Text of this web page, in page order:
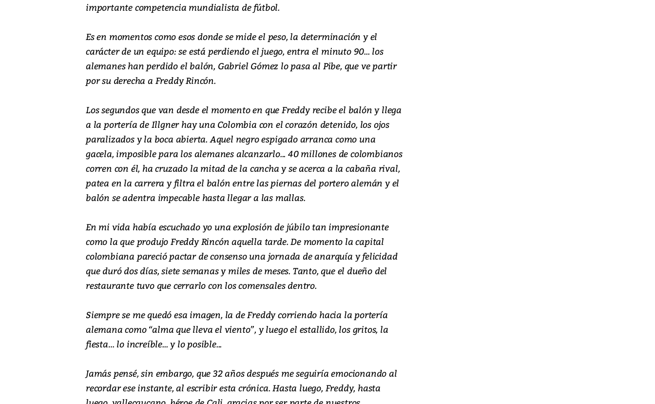
importante competencia mundialista de fútbol.
Es en momentos como esos donde se mide el peso, la determinación y el
carácter de un equipo: se está perdiendo el juego, entra el minuto 90... los
alemanes han perdido el balón, Gabriel Gómez lo pasa al Pibe, que ve partir
por su derecha a Freddy Rincón.
Los segundos que van desde el momento en que Freddy recibe el balón y llega
a la portería de Illgner hay una Colombia con el corazón detenido, los ojos
paralizados y la boca abierta. Aquel negro espigado arranca como una
gacela, imposible para los alemanes alcanzarlo... 40 millones de colombianos
corren con él, ha cruzado la mitad de la cancha y se acerca a la cabaña rival,
patea en la carrera y filtra el balón entre las piernas del portero alemán y el
balón se adentra impecable hasta llegar a las mallas.
En mi vida había escuchado yo una explosión de júbilo tan impresionante
como la que produjo Freddy Rincón aquella tarde. De momento la capital
colombiana pareció pactar de consenso una jornada de anarquía y felicidad
que duró dos días, siete semanas y miles de meses. Tanto, que el dueño del
restaurante tuvo que cerrarlo con los comensales dentro.
Siempre se me quedó esa imagen, la de Freddy corriendo hacia la portería
alemana como “alma que lleva el viento”, y luego el estallido, los gritos, la
fiesta… lo increíble... y lo posible...
Jamás pensé, sin embargo, que 32 años después me seguiría emocionando al
recordar ese instante, al escribir esta crónica. Hasta luego, Freddy, hasta